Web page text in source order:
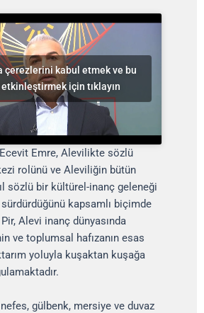
çerezlerini kabul etmek ve bu
için tıklayın
Emre, Alevilikte sözlü
rolünü ve Aleviliğin bütün
sözlü bir kültürel-inanç geleneği
sürdürdüğünü kapsamlı biçimde
Alevi inanç dünyasında
ve toplumsal hafızanın esas
yoluyla kuşaktan kuşağa
gülbenk, mersiye ve duvaz